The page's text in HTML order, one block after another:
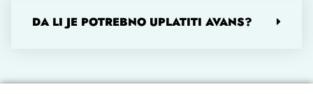
DA LI JE POTREBNO UPLATITI AVANS?